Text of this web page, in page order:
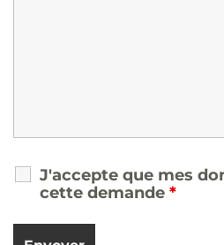
J'accepte que mes
cette demande *